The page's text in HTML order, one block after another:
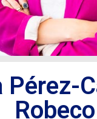
Pérez-
Robeco